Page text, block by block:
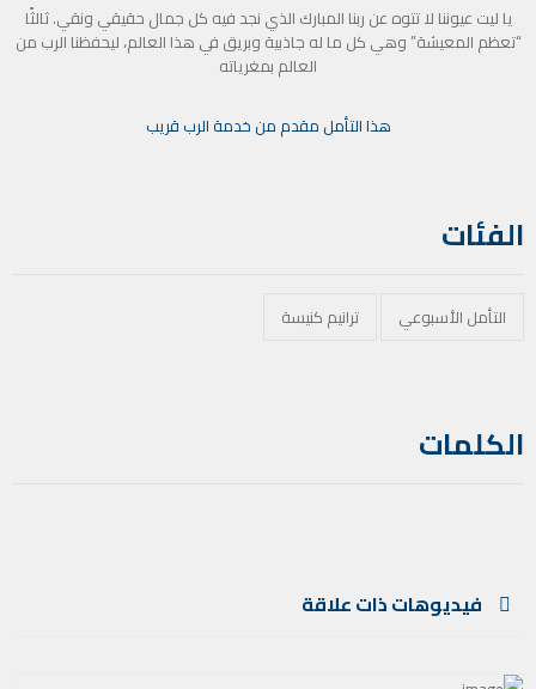
يا ليت عيوننا لا تتوه عن ربنا المبارك الذي نجد فيه كل جمال حقيقي ونقي. ثالثًا
“تعظم المعيشة” وهي كل ما له جاذبية وبريق في هذا العالم، ليحفظنا الرب من
العالم بمغرياته
هذا التأمل مقدم من خدمة الرب قريب
الفئات
التأمل الأسبوعي ترانيم كنيسة
الكلمات
فيديوهات ذات علاقة